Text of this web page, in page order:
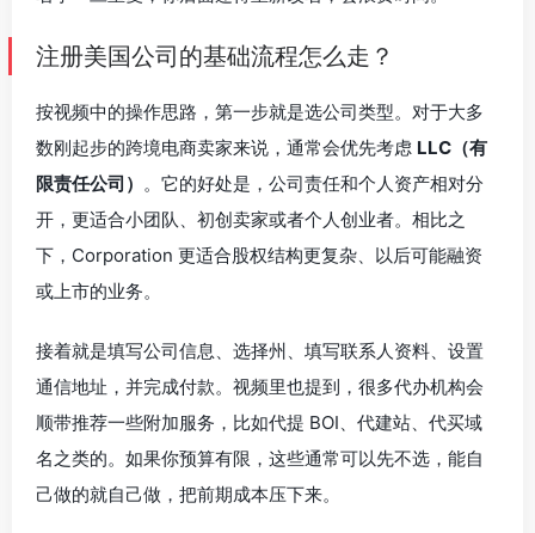
注册美国公司的基础流程怎么走？
按视频中的操作思路，第一步就是选公司类型。对于大多
数刚起步的跨境电商卖家来说，通常会优先考虑 LLC（有
限责任公司） 。它的好处是，公司责任和个人资产相对分
开，更适合小团队、初创卖家或者个人创业者。相比之
下，Corporation 更适合股权结构更复杂、以后可能融资
或上市的业务。
接着就是填写公司信息、选择州、填写联系人资料、设置
通信地址，并完成付款。视频里也提到，很多代办机构会
顺带推荐一些附加服务，比如代提 BOI、代建站、代买域
名之类的。如果你预算有限，这些通常可以先不选，能自
己做的就自己做，把前期成本压下来。